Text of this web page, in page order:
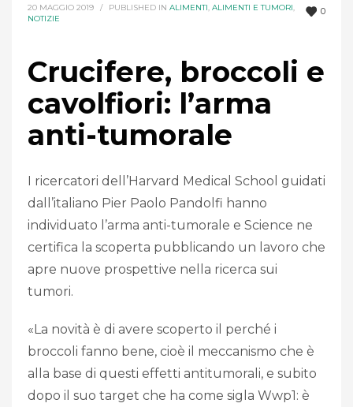
0
20 MAGGIO 2019 / PUBLISHED IN ALIMENTI, ALIMENTI E TUMORI,
NOTIZIE
Crucifere, broccoli e
cavolfiori: l’arma
anti-tumorale
I ricercatori dell’Harvard Medical School guidati
dall’italiano Pier Paolo Pandolfi hanno
individuato l’arma anti-tumorale e Science ne
certifica la scoperta pubblicando un lavoro che
apre nuove prospettive nella ricerca sui
tumori.
«La novità è di avere scoperto il perché i
broccoli fanno bene, cioè il meccanismo che è
alla base di questi effetti antitumorali, e subito
dopo il suo target che ha come sigla Wwp1: è